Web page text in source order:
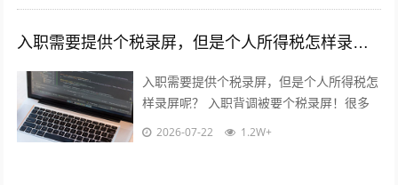
入职需要提供个税录屏，但是个人所得税怎样录屏呢？
入职需要提供个税录屏，但是个人所得税怎
样录屏呢？ 入职背调被要个税录屏！很多
宝子一脸懵，不知道怎么操作?‍♀️ 10年HR
2026-07-22 1.2W+